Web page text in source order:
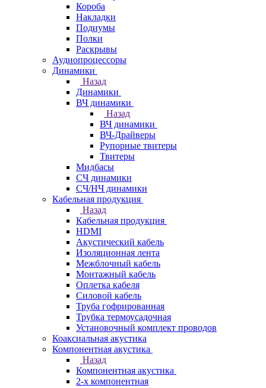
Короба
Накладки
Подиумы
Полки
Раскрывы
Аудиопроцессоры
Динамики
Назад
Динамики
ВЧ динамики
Назад
ВЧ динамики
ВЧ-Драйверы
Рупорные твитеры
Твитеры
Мидбасы
СЧ динамики
СЧ/НЧ динамики
Кабельная продукция
Назад
Кабельная продукция
HDMI
Акустический кабель
Изоляционная лента
Межблочный кабель
Монтажный кабель
Оплетка кабеля
Силовой кабель
Труба гофрированная
Трубка термоусадочная
Установочный комплект проводов
Коаксиальная акустика
Компонентная акустика
Назад
Компонентная акустика
2-х компонентная